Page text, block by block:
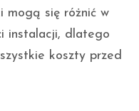
mogą się różnić w
instalacji, dlatego
koszty przed